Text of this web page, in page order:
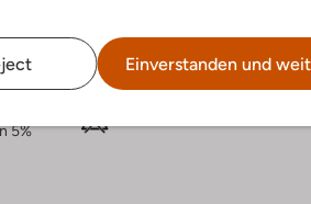
Einverstanden und
5%
Nicht in den Trockner
Chemisch Reinigen